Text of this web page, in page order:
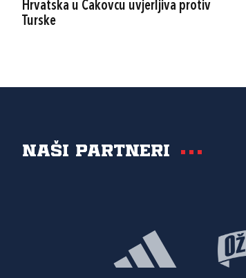
Hrvatska u Čakovcu uvjerljiva protiv
Turske
Naši partneri